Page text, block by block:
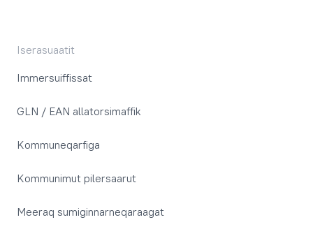
Iserasuaatit
Immersuiffissat
GLN / EAN allatorsimaffik
Kommuneqarfiga
Kommunimut pilersaarut
Meeraq sumiginnarneqaraagat